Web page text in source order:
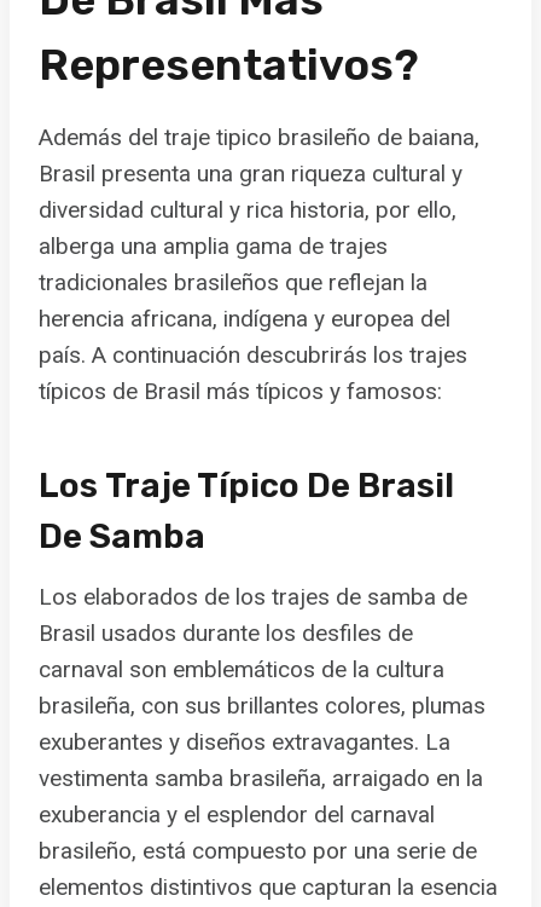
Representativos?
Además del traje tipico brasileño de baiana,
Brasil presenta una gran riqueza cultural y
diversidad cultural y rica historia, por ello,
alberga una amplia gama de trajes
tradicionales brasileños que reflejan la
herencia africana, indígena y europea del
país. A continuación descubrirás los trajes
típicos de Brasil más típicos y famosos:
Los Traje Típico De Brasil
De Samba
Los elaborados de los trajes de samba de
Brasil usados durante los desfiles de
carnaval son emblemáticos de la cultura
brasileña, con sus brillantes colores, plumas
exuberantes y diseños extravagantes. La
vestimenta samba brasileña, arraigado en la
exuberancia y el esplendor del carnaval
brasileño, está compuesto por una serie de
elementos distintivos que capturan la esencia